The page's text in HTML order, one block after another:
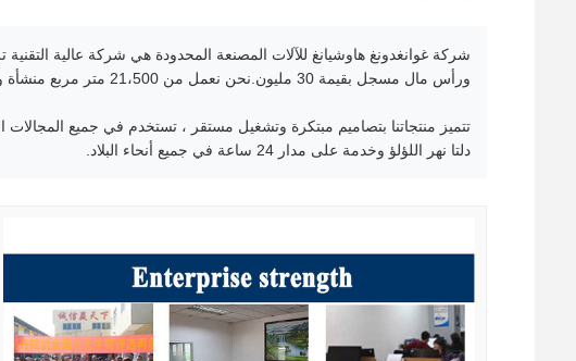
شركة غوانغدونغ هاوشيانغ للآلات المصنعة المحدودة هي شركة عالية
ورأس مال مسجل بقيمة 30 مليون.نحن نعمل من 21،500 متر مربع منشأة وخدمت أكثر من 40،000 شركة.
تتميز منتجاتنا بتصاميم مبتكرة وتشغيل مستقر ، تستخدم في جميع
دلتا نهر اللؤلؤ وخدمة على مدار 24 ساعة في جميع أنحاء البلاد.